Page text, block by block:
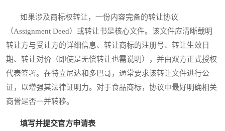
如果涉及商标权转让，一份内容完备的转让协议
（Assignment Deed）或转让书是核心文件。该文件应清晰载明
转让方与受让方的详细信息、转让商标的注册号、转让生效日
期、转让对价（即使是无偿转让也需说明），并由双方正式授权
代表签署。在特立尼达和多巴哥，通常要求该转让文件进行公
证，以增强其法律证明力。对于食品商标，协议中最好明确相关
商誉是否一并转移。
填写并提交官方申请表